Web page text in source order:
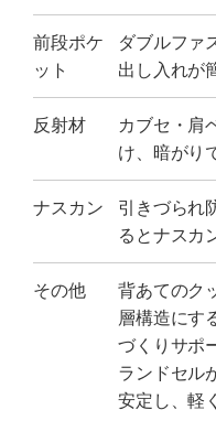
前段ポケ
ット
ダブルファ
出し入れが
反射材
カブセ・肩
け、暗がり
ナスカン
引きづられ
るとナスカ
その他
背あてのク
層構造にす
づくりサポ
ランドセル
安定し、軽